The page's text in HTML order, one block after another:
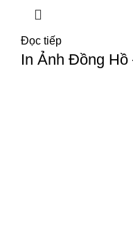
Đọc tiếp
In Ảnh Đồng Hồ